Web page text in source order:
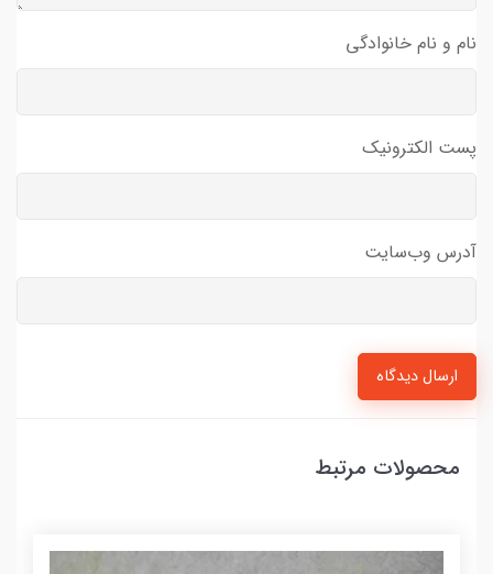
نام و نام خانوادگی
پست الکترونیک
آدرس وب‌سایت
ارسال دیدگاه
محصولات مرتبط